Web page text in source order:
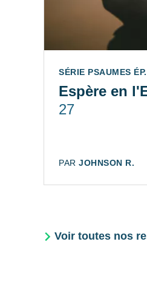
SÉRIE PSAUMES
Espère en
27
AUTEUR:
PAR JOHNSON R.
Voir toutes nos